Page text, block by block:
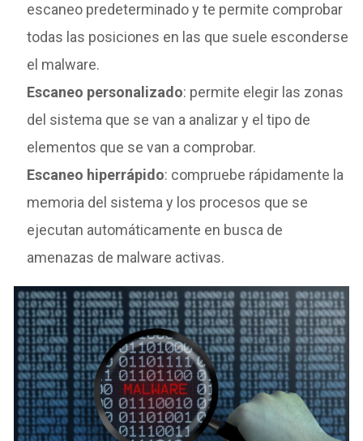
escaneo predeterminado y te permite comprobar
todas las posiciones en las que suele esconderse
el malware.
Escaneo personalizado: permite elegir las zonas
del sistema que se van a analizar y el tipo de
elementos que se van a comprobar.
Escaneo hiperrápido: compruebe rápidamente la
memoria del sistema y los procesos que se
ejecutan automáticamente en busca de
amenazas de malware activas.